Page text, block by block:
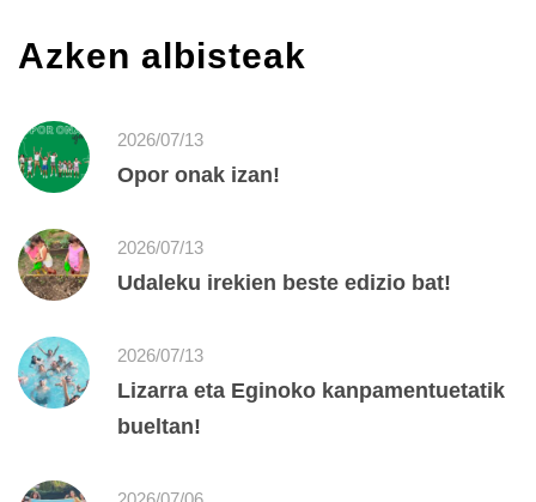
Azken albisteak
2026/07/13
Opor onak izan!
2026/07/13
Udaleku irekien beste edizio bat!
2026/07/13
Lizarra eta Eginoko kanpamentuetatik
bueltan!